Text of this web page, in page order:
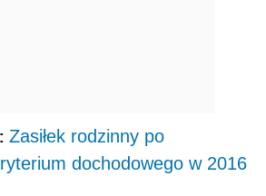
Zasiłek rodzinny po
dochodowego w 2016